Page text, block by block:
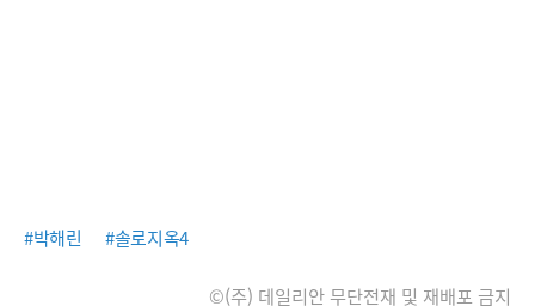
#박해린 #솔로지옥4
©(주) 데일리안 무단전재 및 재배포 금지